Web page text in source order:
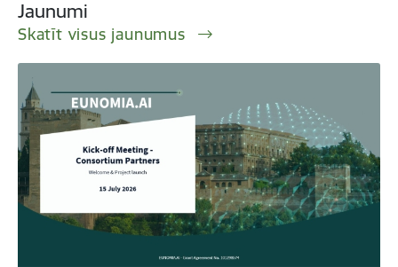
Jaunumi
Skatīt visus jaunumus